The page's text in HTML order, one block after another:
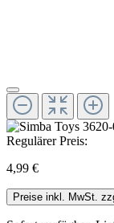
Regulärer Preis:
4,99 €
Preise inkl. MwSt.